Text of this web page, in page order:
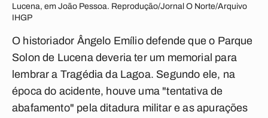
Lucena, em João Pessoa. Reprodução/Jornal O Norte/Arquivo
IHGP
O historiador Ângelo Emílio defende que o Parque
Solon de Lucena deveria ter um memorial para
lembrar a Tragédia da Lagoa. Segundo ele, na
época do acidente, houve uma "tentativa de
abafamento" pela ditadura militar e as apurações